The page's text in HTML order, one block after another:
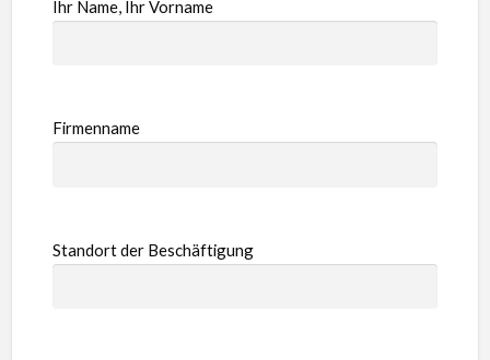
Ihr Name, Ihr Vorname
Firmenname
Standort der Beschäftigung